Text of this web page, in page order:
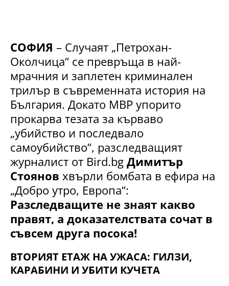
СОФИЯ – Случаят „Петрохан-
Околчица“ се превръща в най-
мрачния и заплетен криминален
трилър в съвременната история на
България. Докато МВР упорито
прокарва тезата за кърваво
„убийство и последвало
самоубийство“, разследващият
журналист от Bird.bg Димитър
Стоянов хвърли бомбата в ефира на
„Добро утро, Европа“:
Разследващите не знаят какво
правят, а доказателствата сочат в
съвсем друга посока!
ВТОРИЯТ ЕТАЖ НА УЖАСА: ГИЛЗИ,
КАРАБИНИ И УБИТИ КУЧЕТА